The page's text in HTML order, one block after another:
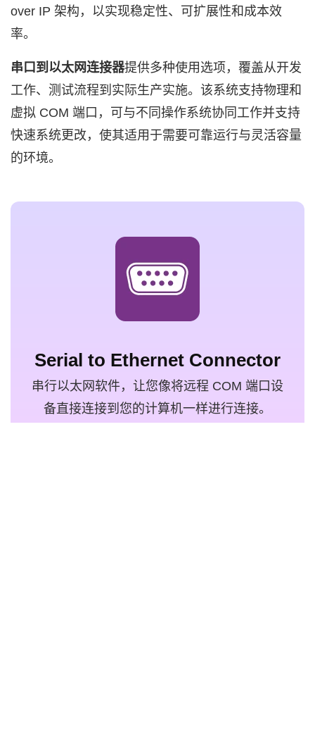
over IP 架构，以实现稳定性、可扩展性和成本效
率。
串口到以太网连接器提供多种使用选项，覆盖从开发
工作、测试流程到实际生产实施。该系统支持物理和
虚拟 COM 端口，可与不同操作系统协同工作并支持
快速系统更改，使其适用于需要可靠运行与灵活容量
的环境。
Serial to Ethernet Connector
串行以太网软件，让您像将远程 COM 端口设
备直接连接到您的计算机一样进行连接。